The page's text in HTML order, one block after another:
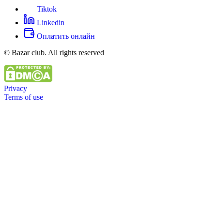
Tiktok
Linkedin
Оплатить онлайн
© Bazar club. All rights reserved
Privacy
Terms of use